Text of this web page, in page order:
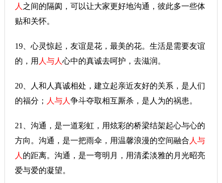
人 之间的隔阂，可以让大家更好地沟通，彼此多一些体
贴和关怀。
19、心灵惊起，友谊是花，最美的花。生活是需要友谊
的，用 人与人 心中的真诚去呵护，去滋润。
20、人和人真诚相处，建立起亲近友好的关系，是人们
的福分； 人与人 争斗夺取相互厮杀，是人为的祸患。
21、沟通，是一道彩虹，用炫彩的桥梁结架起心与心的
方向。沟通，是一把雨伞，用温馨浪漫的空间融合 人与
人 的距离。沟通，是一弯明月，用清柔淡雅的月光昭亮
爱与爱的凝望。